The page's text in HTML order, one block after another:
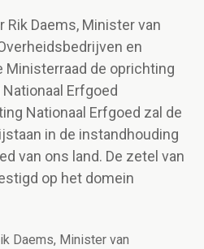
Rik Daems, Minister van
en
Ministerraad de oprichting
Erfgoed
Nationaal Erfgoed zal de
in de instandhouding
van ons land. De zetel van
op het domein
Daems, Minister van